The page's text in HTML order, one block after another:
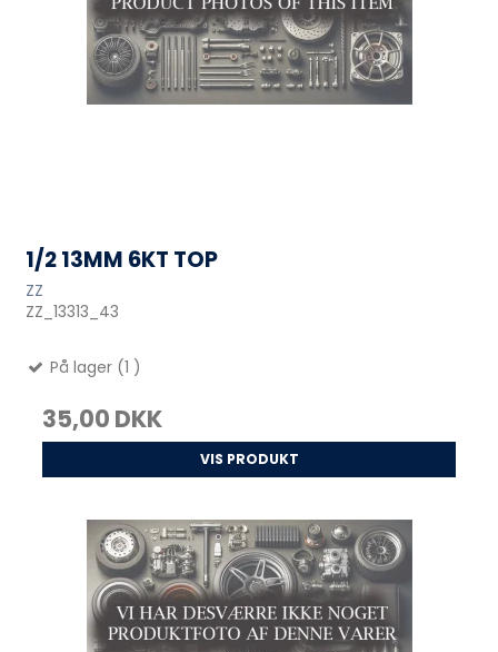
1/2 13MM 6KT TOP
ZZ
ZZ_13313_43
På lager (1 )
35,00 DKK
VIS PRODUKT